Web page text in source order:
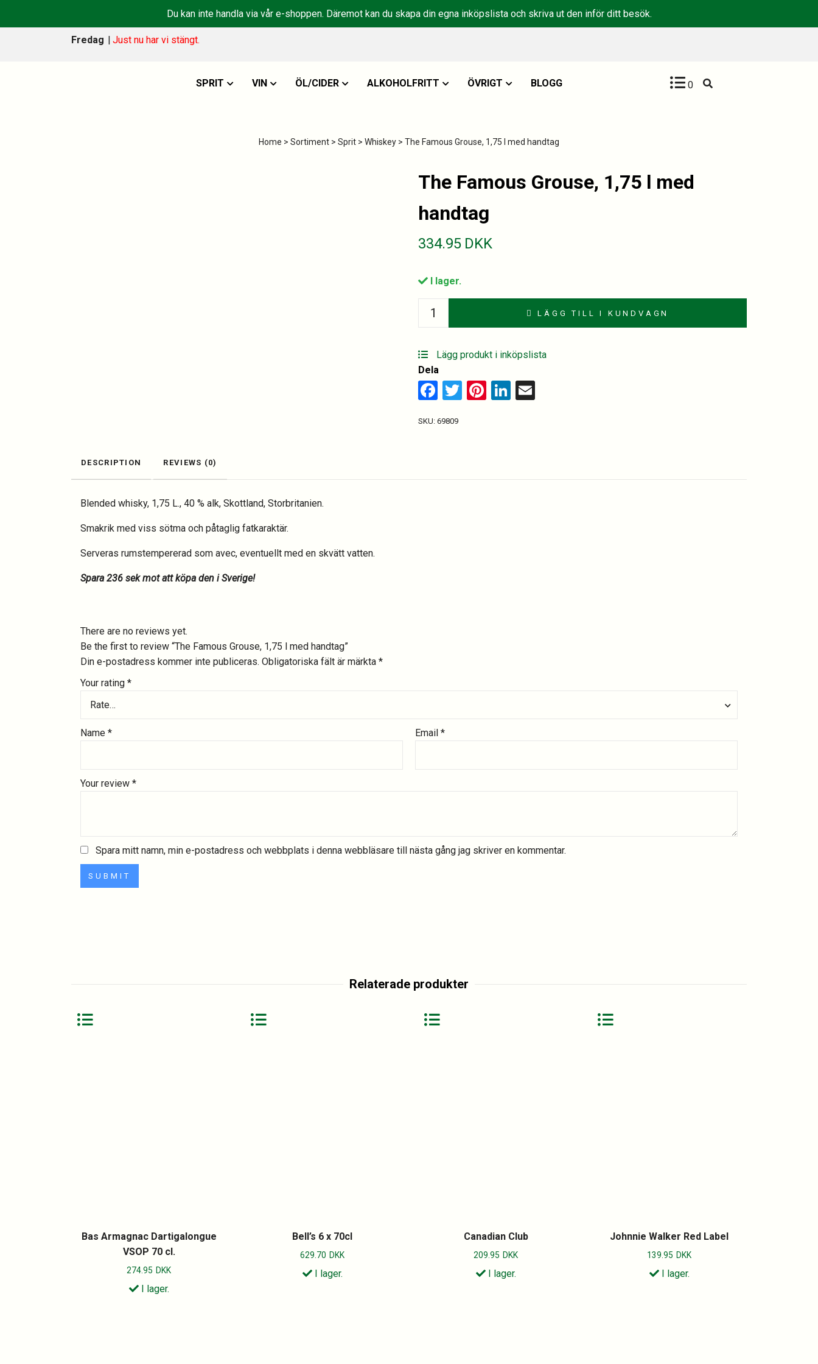
Du kan inte handla via vår e-shoppen. Däremot kan du skapa din egna inköpslista och skriva ut den inför ditt besök.
Fredag | Just nu har vi stängt.
SPRIT VIN ÖL/CIDER ALKOHOLFRITT ÖVRIGT BLOGG 0
Home > Sortiment > Sprit > Whiskey > The Famous Grouse, 1,75 l med handtag
The Famous Grouse, 1,75 l med
handtag
334.95 DKK
I lager.
The
Famous
1,75
l
med
handtag
LÄGG TILL I KUNDVAGN
Lägg produkt i inköpslista
Dela
Facebook
TwitterPinterest
LinkedIn
SKU: 69809
DESCRIPTION REVIEWS (0)
Blended whisky, 1,75 L., 40 % alk, Skottland, Storbritanien.
Smakrik med viss sötma och påtaglig fatkaraktär.
Serveras rumstempererad som avec, eventuellt med en skvätt vatten.
Spara 236 sek mot att köpa den i Sverige!
There are no reviews yet.
Be the first to review “The Famous Grouse, 1,75 l med handtag”
Din e-postadress kommer inte publiceras. Obligatoriska fält är märkta *
Your rating *
Rate…
Your review *
Name * Email *
Spara mitt namn, min e-postadress och webbplats i denna webbläsare till nästa gång jag skriver en kommentar.
Relaterade produkter
Bas Armagnac Dartigalongue
VSOP 70 cl.
274.95 DKK
I lager.
Bell’s 6 x 70cl
629.70 DKK
I lager.
Canadian Club
209.95 DKK
I lager.
Johnnie Walker Red Label
139.95 DKK
I lager.